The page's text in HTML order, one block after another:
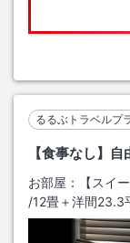
るるぶトラベルプ
【食事なし】
お部屋：
【スイ
/12畳＋洋間23.3